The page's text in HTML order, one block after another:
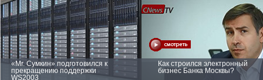
«Mr. Сумкин» подготовился к
прекращению поддержки
WS2003
Как строился электронный
бизнес Банка Москвы?